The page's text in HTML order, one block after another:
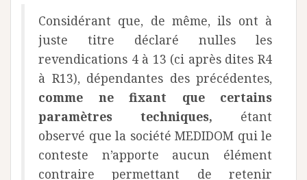
Considérant que, de même, ils ont à
juste titre déclaré nulles les
revendications 4 à 13 (ci après dites R4
à R13), dépendantes des précédentes,
comme ne fixant que certains
paramètres techniques, étant
observé que la société MEDIDOM qui le
conteste n’apporte aucun élément
contraire permettant de retenir